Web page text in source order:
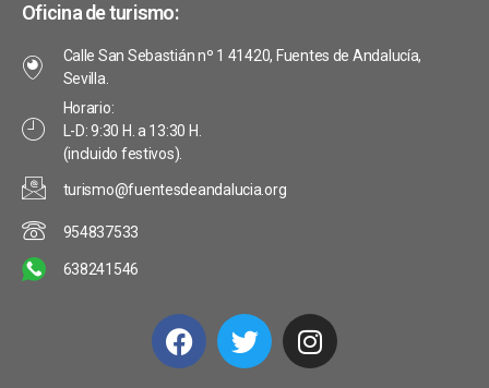
Oficina de turismo:
Calle San Sebastián nº 1 41420, Fuentes de Andalucía,
Sevilla.
Horario:
L-D: 9:30 H. a 13:30 H.
(incluido festivos).
turismo@fuentesdeandalucia.org
954837533
638241546